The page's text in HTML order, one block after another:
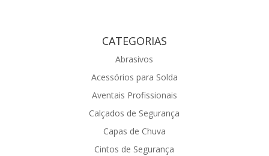
CATEGORIAS
Abrasivos
Acessórios para Solda
Aventais Profissionais
Calçados de Segurança
Capas de Chuva
Cintos de Segurança